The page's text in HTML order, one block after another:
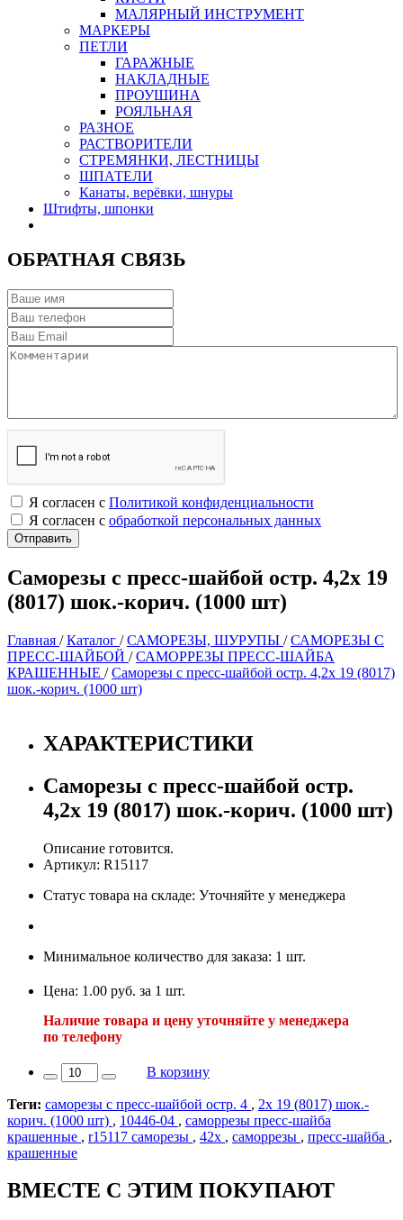
МАЛЯРНЫЙ ИНСТРУМЕНТ
МАРКЕРЫ
ПЕТЛИ
ГАРАЖНЫЕ
НАКЛАДНЫЕ
ПРОУШИНА
РОЯЛЬНАЯ
РАЗНОЕ
РАСТВОРИТЕЛИ
СТРЕМЯНКИ, ЛЕСТНИЦЫ
ШПАТЕЛИ
Канаты, верёвки, шнуры
Штифты, шпонки
ОБРАТНАЯ СВЯЗЬ
Я согласен с Политикой конфиденциальности
Я согласен с обработкой персональных данных
Саморезы с пресс-шайбой остр. 4,2х 19
(8017) шок.-корич. (1000 шт)
Главная /Каталог /САМОРЕЗЫ, ШУРУПЫ /САМОРЕЗЫ С
ПРЕСС-ШАЙБОЙ /САМОРРЕЗЫ ПРЕСС-ШАЙБА
КРАШЕННЫЕ /Саморезы с пресс-шайбой остр. 4,2х 19 (8017)
шок.-корич. (1000 шт)
ХАРАКТЕРИСТИКИ
Саморезы с пресс-шайбой остр.
4,2х 19 (8017) шок.-корич. (1000 шт)
Описание готовится.
Артикул: R15117
Статус товара на складе: Уточняйте у менеджера
Минимальное количество для заказа: 1 шт.
Цена: 1.00 руб. за 1 шт.
Наличие товара и цену уточняйте у менеджера
по телефону
В корзину
Теги: саморезы с пресс-шайбой остр. 4 , 2х 19 (8017) шок.-
корич. (1000 шт) , 10446-04 , саморрезы пресс-шайба
крашенные , r15117 саморезы , 42х , саморрезы , пресс-шайба ,
крашенные
ВМЕСТЕ С ЭТИМ ПОКУПАЮТ